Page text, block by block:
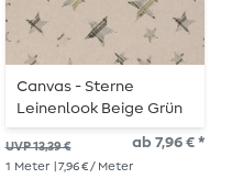
Canvas - Sterne
Leinenlook Beige Grün
UVP 13,39 € ab 7,96 € *
1 Meter | 7,96 € / Meter